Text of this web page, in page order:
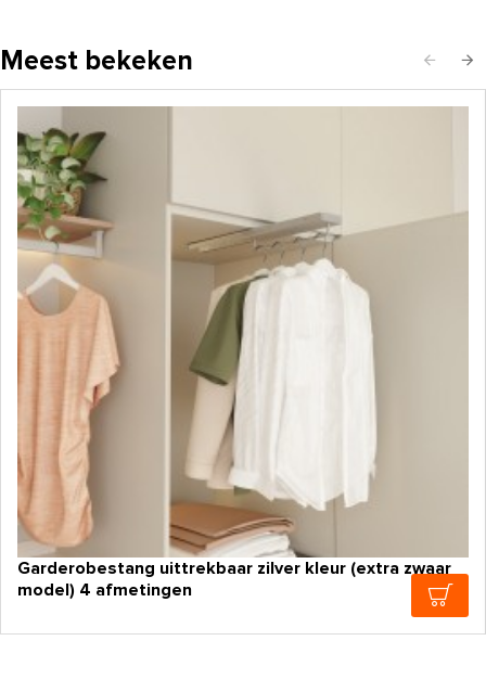
Meest bekeken
Garderobestang uittrekbaar zilver kleur (extra zwaar
model) 4 afmetingen